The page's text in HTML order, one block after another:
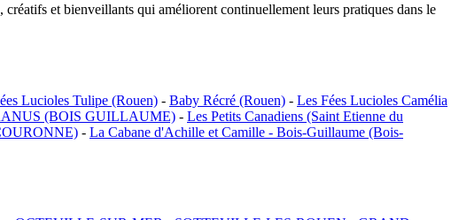
et bienveillants qui améliorent continuellement leurs pratiques dans le
Lucioles Tulipe (Rouen) - Baby Récré (Rouen) - Les Fées Lucioles Camélia
(BOIS GUILLAUME) - Les Petits Canadiens (Saint Etienne du
- La Cabane d'Achille et Camille - Bois-Guillaume (Bois-